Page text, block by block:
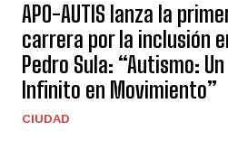
APO-AUTIS lanza la
carrera por la inclusión
Pedro Sula: “Autismo: Un
Infinito en Movimiento”
CIUDAD